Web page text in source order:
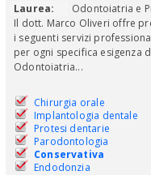
Laurea:
Odontoiatria e
Il dott. Marco Oliveri offre
i seguenti servizi
per ogni specifica esigenza
Odontoiatria...
Chirurgia orale
Implantologia dentale
Protesi dentarie
Parodontologia
Conservativa
Endodonzia